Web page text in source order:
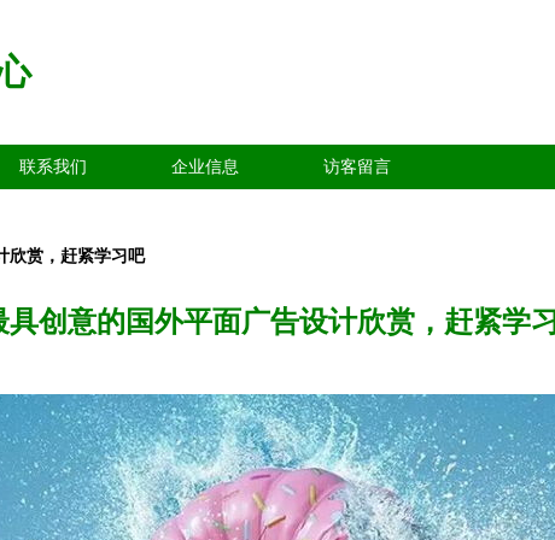
联系我们 企业信息 访客留言
欣赏，赶紧学习吧
具创意的国外平面广告设计欣赏，赶紧学